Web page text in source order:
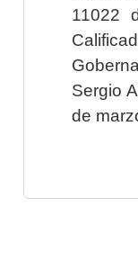
11022
Sergio
de